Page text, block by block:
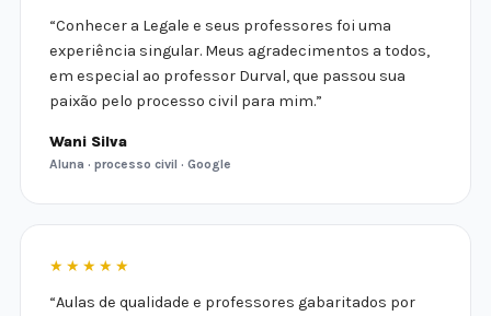
“Conhecer a Legale e seus professores foi uma
experiência singular. Meus agradecimentos a todos,
em especial ao professor Durval, que passou sua
paixão pelo processo civil para mim.”
Wani Silva
Aluna · processo civil · Google
★★★★★
“Aulas de qualidade e professores gabaritados por